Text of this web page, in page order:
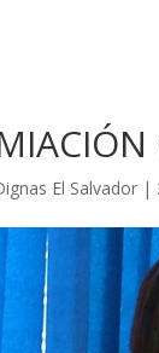
El Salvador |